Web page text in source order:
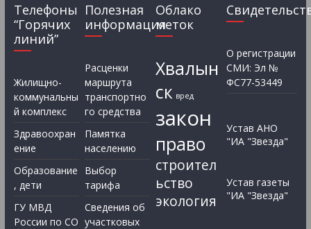
Телефоны
“Горячих
линий”
Жилищно-
коммунальны
й комплекс
Здравоохран
ение
Образование
, дети
ГУ МВД
России по СО
Полезная
информация
Расценки
маршрута
транспортно
го средства
Памятка
населению
Выбор
тарифа
Сведения об
участковых
Облако
меток
Хвалын
ск вред
закон
право
строител
ьство
экология
О регистрации
СМИ: Эл №
ФС77-53449
Устав АНО
"ИА "Звезда"
Устав газеты
"ИА "Звезда"